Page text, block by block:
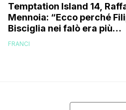
Temptation Island 14,
Mennoia: “Ecco perché
Bisciglia nei falò era più
coinvolto del solito”
FRANCI